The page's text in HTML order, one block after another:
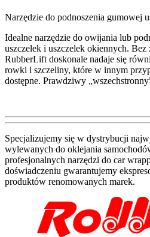
Narzędzie do podnoszenia gumowej
Idealne narzędzie do owijania lub
uszczelek i uszczelek okiennych. Bez
RubberLift doskonale nadaje się
rowki i szczeliny, które w innym
dostępne. Prawdziwy
Specjalizujemy się w dystrybucji
wylewanych do oklejania
profesjonalnych narzędzi do car
doświadczeniu gwarantujemy
produktów renomowanych marek.